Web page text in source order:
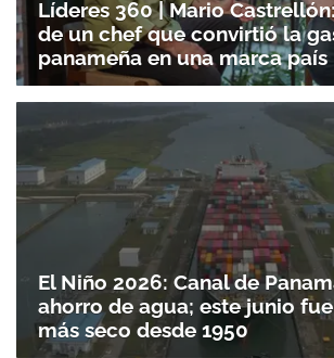
Líderes 360 | Mario
de un chef que convirtió la
panameña en una marca país
El Niño 2026: Canal de
ahorro de agua; este junio
más seco desde 1950